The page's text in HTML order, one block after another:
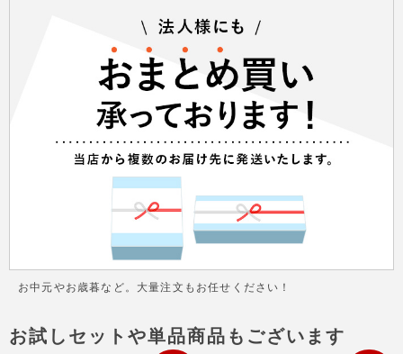
お中元やお歳暮など。大量注文もお任せください！
お試しセットや単品商品もございます